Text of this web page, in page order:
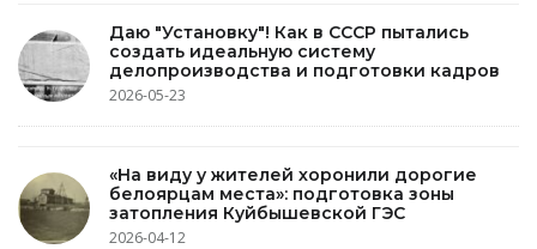
Даю "Установку"! Как в СССР пытались
создать идеальную систему
делопроизводства и подготовки кадров
2026-05-23
«На виду у жителей хоронили дорогие
белоярцам места»: подготовка зоны
затопления Куйбышевской ГЭС
2026-04-12